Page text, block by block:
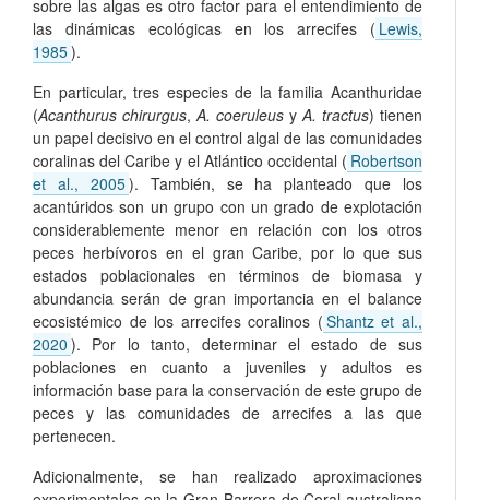
sobre las algas es otro factor para el entendimiento de
las dinámicas ecológicas en los arrecifes ( Lewis,
1985).
En particular, tres especies de la familia Acanthuridae
(Acanthurus chirurgus,A. coeruleus yA. tractus) tienen
un papel decisivo en el control algal de las comunidades
coralinas del Caribe y el Atlántico occidental ( Robertson
et al., 2005). También, se ha planteado que los
acantúridos son un grupo con un grado de explotación
considerablemente menor en relación con los otros
peces herbívoros en el gran Caribe, por lo que sus
estados poblacionales en términos de biomasa y
abundancia serán de gran importancia en el balance
ecosistémico de los arrecifes coralinos ( Shantz et al.,
2020 ). Por lo tanto, determinar el estado de sus
poblaciones en cuanto a juveniles y adultos es
información base para la conservación de este grupo de
peces y las comunidades de arrecifes a las que
pertenecen.
Adicionalmente, se han realizado aproximaciones